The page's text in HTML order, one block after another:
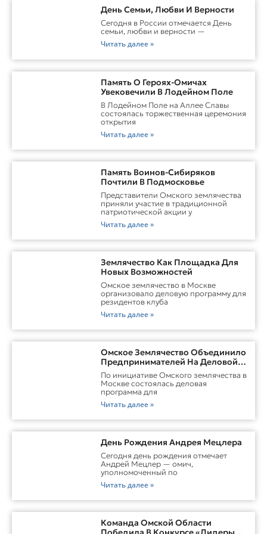
День Семьи, Любви И Верности
Сегодня в России отмечается День
семьи, любви и верности —
Читать далее »
Память О Героях-Омичах
Увековечили В Лодейном Поле
В Лодейном Поле на Аллее Славы
состоялась торжественная церемония
открытия
Читать далее »
Память Воинов-Сибиряков
Почтили В Подмосковье
Представители Омского землячества
приняли участие в традиционной
патриотической акции у
Читать далее »
Землячество Как Площадка Для
Новых Возможностей
Омское землячество в Москве
организовало деловую программу для
резидентов клуба
Читать далее »
Омское Землячество Объединило
Предпринимателей На Деловой
Встрече В Москве
По инициативе Омского землячества в
Москве состоялась деловая
программа для
Читать далее »
День Рождения Андрея Мецлера
Сегодня день рождения отмечает
Андрей Мецлер — омич,
уполномоченный по
Читать далее »
Команда Омской Области